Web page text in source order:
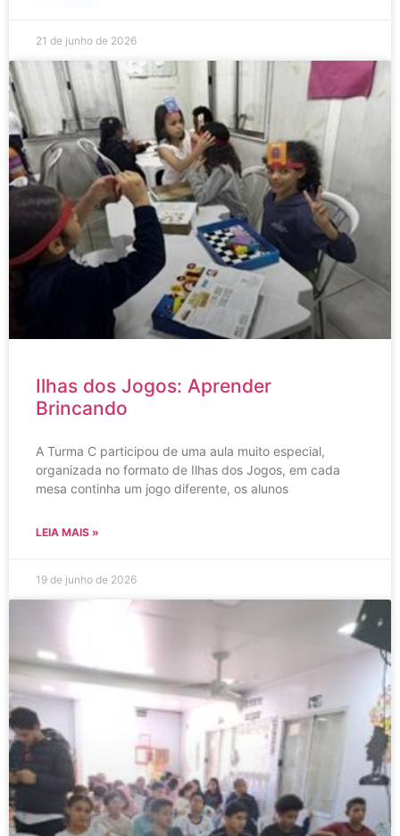
21 de junho de 2026
Ilhas dos Jogos: Aprender
Brincando
A Turma C participou de uma aula muito especial,
organizada no formato de Ilhas dos Jogos, em cada
mesa continha um jogo diferente, os alunos
LEIA MAIS »
19 de junho de 2026